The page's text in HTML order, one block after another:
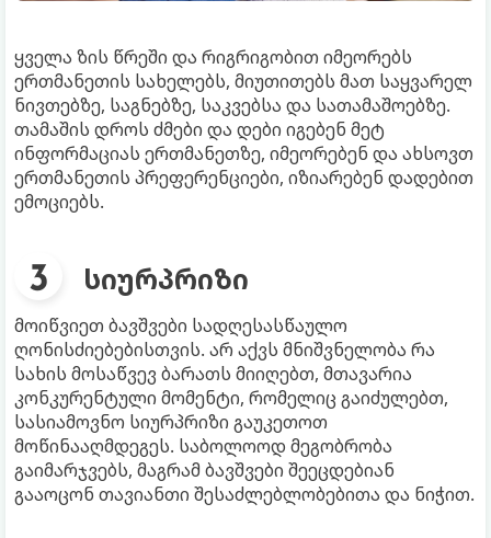
ყველა ზის წრეში და რიგრიგობით იმეორებს
ერთმანეთის სახელებს, მიუთითებს მათ საყვარელ
ნივთებზე, საგნებზე, საკვებსა და სათამაშოებზე.
თამაშის დროს ძმები და დები იგებენ მეტ
ინფორმაციას ერთმანეთზე, იმეორებენ და ახსოვთ
ერთმანეთის პრეფერენციები, იზიარებენ დადებით
ემოციებს.
სიურპრიზი
მოიწვიეთ ბავშვები სადღესასწაულო
ღონისძიებებისთვის. არ აქვს მნიშვნელობა რა
სახის მოსაწვევ ბარათს მიიღებთ, მთავარია
კონკურენტული მომენტი, რომელიც გაიძულებთ,
სასიამოვნო სიურპრიზი გაუკეთოთ
მოწინააღმდეგეს. საბოლოოდ მეგობრობა
გაიმარჯვებს, მაგრამ ბავშვები შეეცდებიან
გააოცონ თავიანთი შესაძლებლობებითა და ნიჭით.